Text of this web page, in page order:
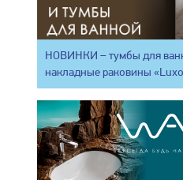
НОВИНКИ – тумбы для
накладные раковины